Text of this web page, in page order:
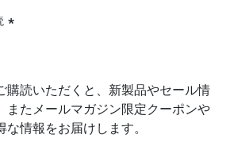
購読いただくと、新製品やセール情
またメールマガジン限定クーポンや
情報をお届けします。